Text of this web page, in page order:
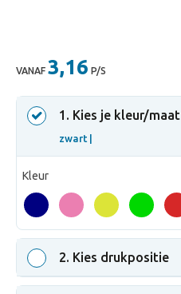
VANAF 3,16 P/S
1 . Kies je kleur/maat
zwart |
Kleur
2. Kies drukpositie